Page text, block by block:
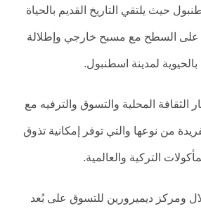
حيث يلتقي التاريخ القديم بالحياة
على السطح مع مسبح خارجي وإطلالة
لمدينة اسطنبول.
الثقافة المحلية والتسوق والترفيه مع
من نوعها والتي توفر إمكانية تذوق
التركية والعالمية.
ومركز ديميرورين للتسوق على بُعد